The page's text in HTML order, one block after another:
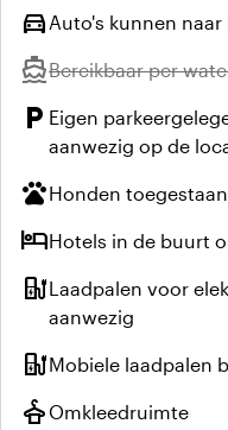
directions_car Auto's kunnen naar
directions_boatNiet beschikbaar:
Bereikbaar per
local_parking Eigen
aanwezig op de
petsHonden toegestaan
hotelHotels in de buurt
ev_stationLaadpalen voor
aanwezig
ev_stationMobiele laadpalen
styler Omkleedruimte